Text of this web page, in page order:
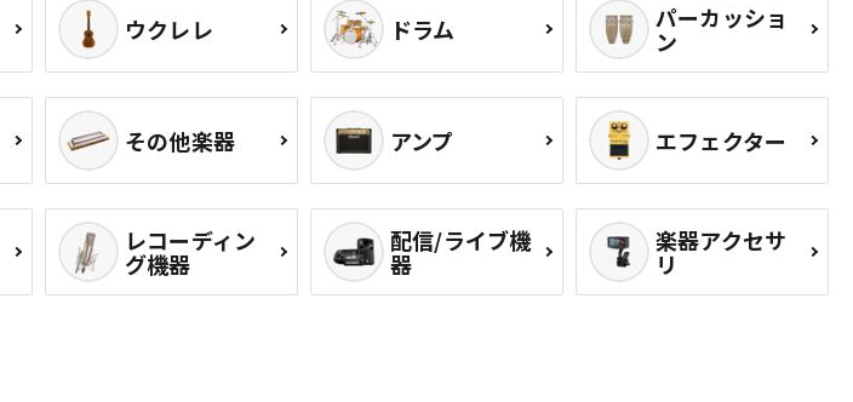
ウクレレ ドラム パーカッショ
ン
その他楽器 アンプ エフェクター
レコーディン
グ機器
配信/ライブ機
器
楽器アクセサ
リ